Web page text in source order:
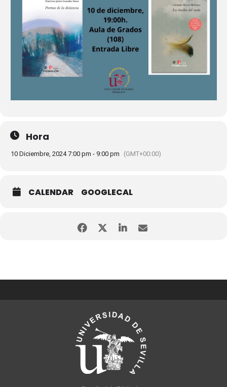
Hora
10 Diciembre, 2024 7:00 pm - 9:00 pm (GMT+00:00)
CALENDAR GOOGLECAL